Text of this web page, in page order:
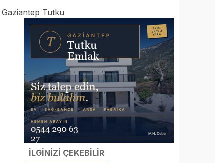
Gaziantep Tutku
İLGİNİZİ ÇEKEBİLİR